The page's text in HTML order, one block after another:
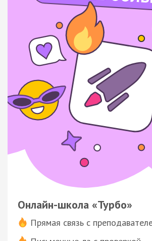
Онлайн-школа «Турбо»
Прямая связь с